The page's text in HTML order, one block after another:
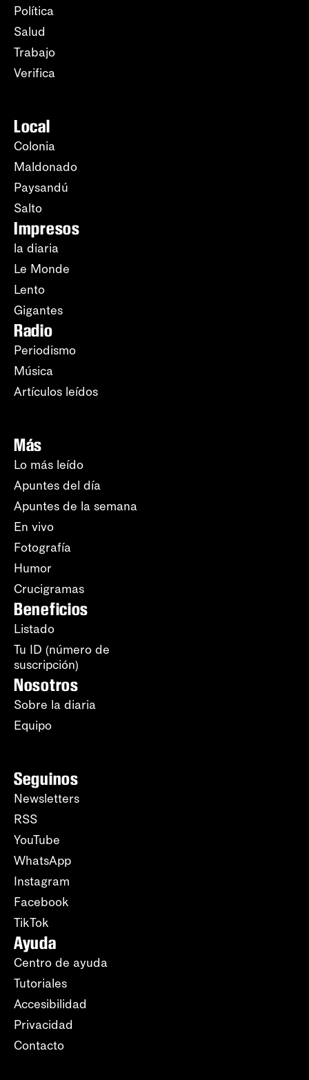
Política
Salud
Trabajo
Verifica
Local
Colonia
Maldonado
Paysandú
Salto
Impresos
la diaria
Le Monde
Lento
Gigantes
Radio
Periodismo
Música
Artículos leídos
Más
Lo más leído
Apuntes del día
Apuntes de la semana
En vivo
Fotografía
Humor
Crucigramas
Beneficios
Listado
Tu ID (número de
suscripción)
Nosotros
Sobre la diaria
Equipo
Seguinos
Newsletters
RSS
YouTube
WhatsApp
Instagram
Facebook
TikTok
Ayuda
Centro de ayuda
Tutoriales
Accesibilidad
Privacidad
Contacto